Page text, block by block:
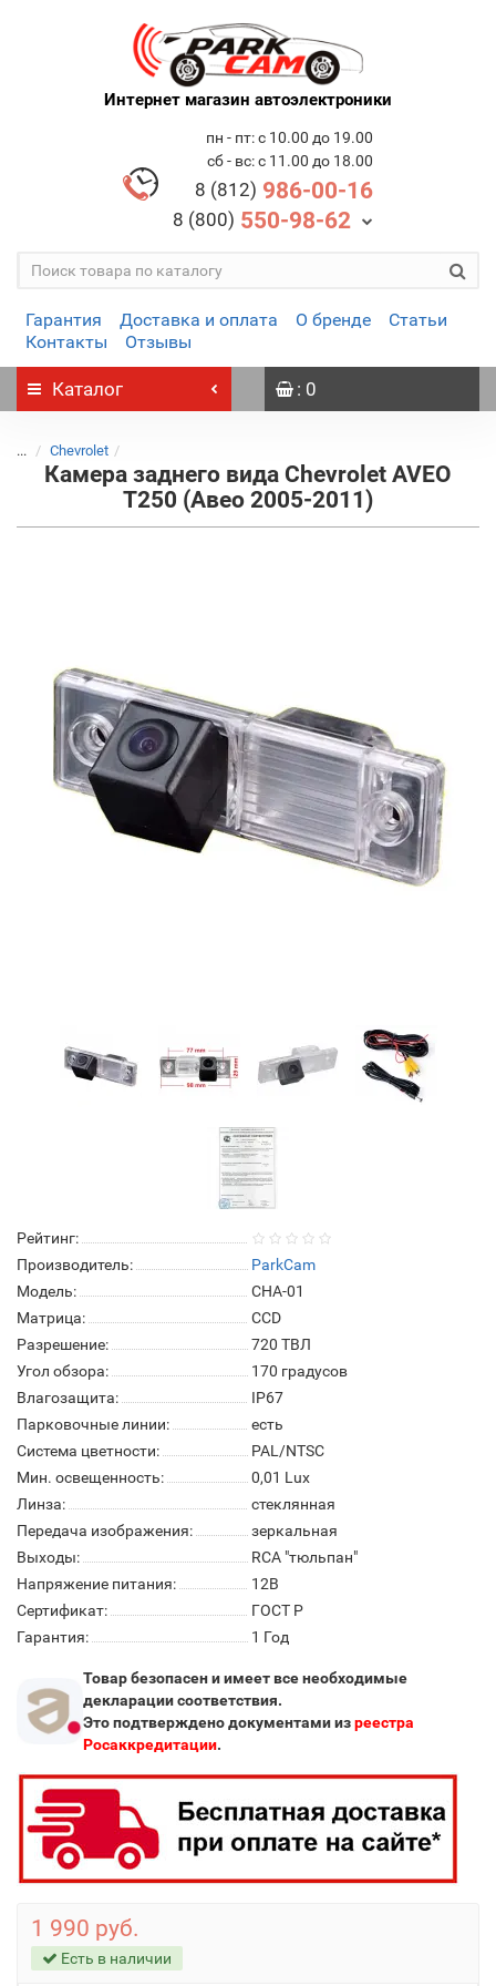
Интернет магазин автоэлектроники
пн - пт: с 10.00 до 19.00
сб - вс: с 11.00 до 18.00
8 (812) 986-00-16
8 (800) 550-98-62
Гарантия Доставка и оплата О бренде
Статьи
Контакты
Отзывы
Каталог : 0
... Chevrolet
Камера заднего вида Chevrolet AVEO
T250 (Авео 2005-2011)
Рейтинг:
Производитель:
ParkCam
Модель:
СHA-01
Матрица:
СCD
Разрешение:
720 ТВЛ
Угол обзора:
170 градусов
Влагозащита:
IP67
Парковочные линии:
есть
Система цветности:
PAL/NTSC
Мин. освещенность:
0,01 Lux
Линза:
стеклянная
Передача изображения:
зеркальная
Выходы:
RCA "тюльпан"
Напряжение питания:
12В
Сертификат:
ГОСТ Р
Гарантия:
1 Год
Товар безопасен и имеет все необходимые
декларации соответствия.
Это подтверждено документами изреестра
Росаккредитации.
1 990 руб.
Есть в наличии